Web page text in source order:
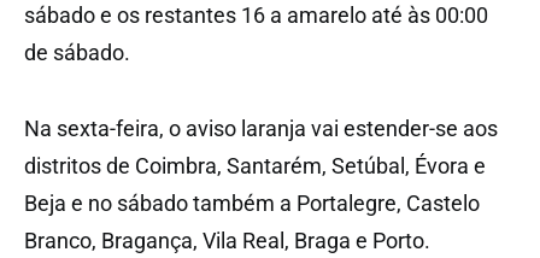
sábado e os restantes 16 a amarelo até às 00:00
de sábado.
Na sexta-feira, o aviso laranja vai estender-se aos
distritos de Coimbra, Santarém, Setúbal, Évora e
Beja e no sábado também a Portalegre, Castelo
Branco, Bragança, Vila Real, Braga e Porto.